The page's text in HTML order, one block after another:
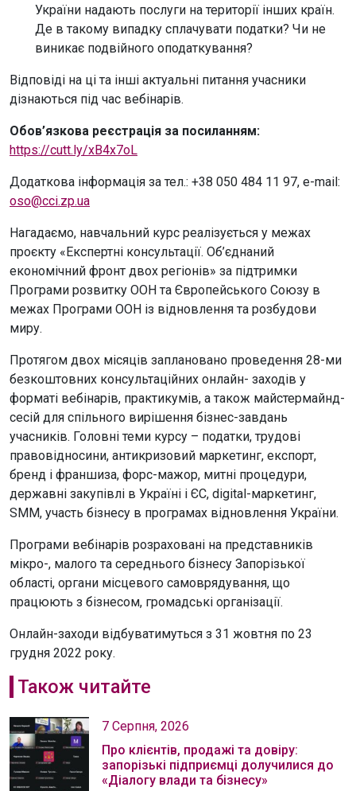
України надають послуги на території інших країн.
Де в такому випадку сплачувати податки? Чи не
виникає подвійного оподаткування?
Відповіді на ці та інші актуальні питання учасники
дізнаються під час вебінарів.
Обов’язкова реєстрація за посиланням:
https://cutt.ly/xB4x7oL
Додаткова інформація за тел.: +38 050 484 11 97, e-mail:
oso@cci.zp.ua
Нагадаємо, навчальний курс реалізується у межах
проєкту «Експертні консультації. Об’єднаний
економічний фронт двох регіонів» за підтримки
Програми розвитку ООН та Європейського Союзу в
межах Програми ООН із відновлення та розбудови
миру.
Протягом двох місяців заплановано проведення 28-ми
безкоштовних консультаційних онлайн- заходів у
форматі вебінарів, практикумів, а також майстермайнд-
сесій для спільного вирішення бізнес-завдань
учасників. Головні теми курсу – податки, трудові
правовідносини, антикризовий маркетинг, експорт,
бренд і франшиза, форс-мажор, митні процедури,
державні закупівлі в Україні і ЄС, digital-маркетинг,
SMM, участь бізнесу в програмах відновлення України.
Програми вебінарів розраховані на представників
мікро-, малого та середнього бізнесу Запорізької
області, органи місцевого самоврядування, що
працюють з бізнесом, громадські організації.
Онлайн-заходи відбуватимуться з 31 жовтня по 23
грудня 2022 року.
Також читайте
7 Серпня, 2026
Про клієнтів, продажі та довіру:
запорізькі підприємці долучилися до
«Діалогу влади та бізнесу»